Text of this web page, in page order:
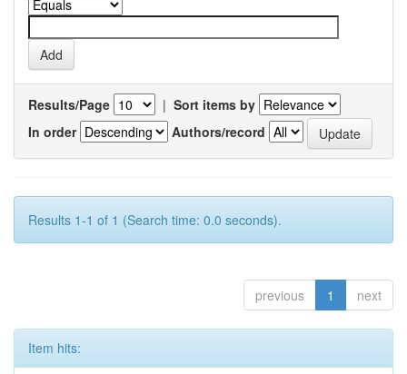
Results/Page | Sort items by
In order
Authors/record
Results 1-1 of 1 (Search time: 0.0 seconds).
previous 1 next
Item hits: